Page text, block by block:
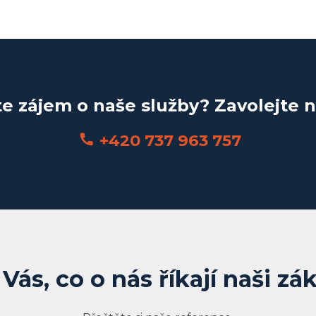
zájem o naše služby? Zavolejte
+420 737 963 757
co o nás říkají naši